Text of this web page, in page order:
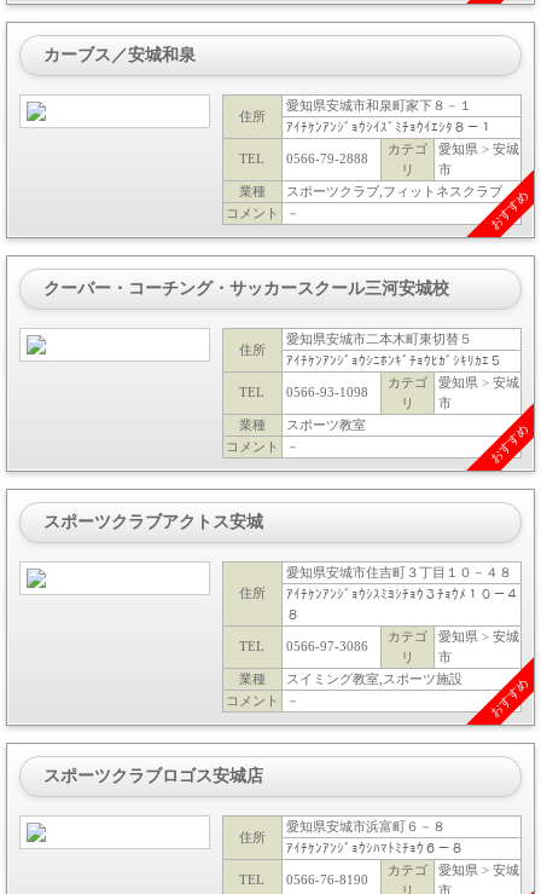
カーブス／安城和泉
住所
愛知県安城市和泉町家下８－１
ｱｲﾁｹﾝｱﾝｼﾞｮｳｼｲｽﾞﾐﾁｮｳｲｴｼﾀ８－１
TEL 0566-79-2888
カテゴ
リ
愛知県 > 安城
市
業種
スポーツクラブ,フィットネスクラブ
コメント
－ おすすめ
クーバー・コーチング・サッカースクール三河安城校
住所
愛知県安城市二本木町東切替５
ｱｲﾁｹﾝｱﾝｼﾞｮｳｼﾆﾎﾝｷﾞﾁｮｳﾋｶﾞｼｷﾘｶｴ５
TEL 0566-93-1098
カテゴ
リ
愛知県 > 安城
市
業種
スポーツ教室
コメント
－ おすすめ
スポーツクラブアクトス安城
住所
愛知県安城市住吉町３丁目１０－４８
ｱｲﾁｹﾝｱﾝｼﾞｮｳｼｽﾐﾖｼﾁｮｳ３ﾁｮｳﾒ１０－４
８
TEL 0566-97-3086
カテゴ
リ
愛知県 > 安城
市
業種
スイミング教室,スポーツ施設
コメント
－ おすすめ
スポーツクラブロゴス安城店
住所
愛知県安城市浜富町６－８
ｱｲﾁｹﾝｱﾝｼﾞｮｳｼﾊﾏﾄﾐﾁｮｳ６－８
TEL 0566-76-8190
カテゴ
リ
愛知県 > 安城
市